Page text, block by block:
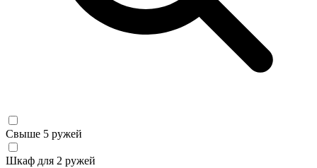
Свыше 5 ружей
Шкаф для 2 ружей